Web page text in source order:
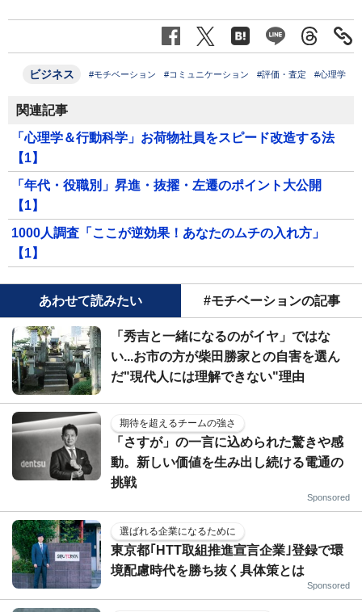
ビジネス #モチベーション #コミュニケーション #評価・査定 #心理学
関連記事
「心理学＆行動科学」お荷物社員をスピード改造する法
【1】
「年代・役職別」昇進・抜擢・左遷のポイント大公開
【1】
1000人調査「ここが逆効果！あなたのムチの入れ方」
【1】
あわせて読みたい #モチベーションの記事
「秀吉と一緒になるのがイヤ」ではな
い...お市の方が柴田勝家との自害を選ん
だ"現代人には理解できない"理由
期待を超えるチームの強さ
「さすが」の一言に込められた驚きや感
動。新しい価値を生み出し続ける電通の
挑戦
Sponsored
選ばれる企業になるために
東京都｢HTT取組推進宣言企業｣登録で環
境配慮時代を勝ち抜く具体策とは
Sponsored